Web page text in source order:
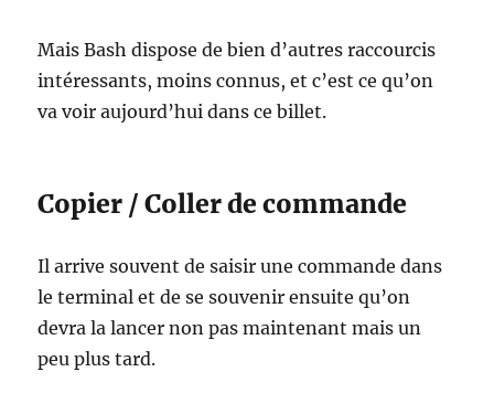
Mais Bash dispose de bien d’autres raccourcis
intéressants, moins connus, et c’est ce qu’on
va voir aujourd’hui dans ce billet.
Copier / Coller de commande
Il arrive souvent de saisir une commande dans
le terminal et de se souvenir ensuite qu’on
devra la lancer non pas maintenant mais un
peu plus tard.